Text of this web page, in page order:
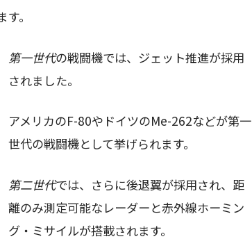
。
第一世代の戦闘機では、ジェット推進が採用
されました。
アメリカのF-80やドイツのMe-262などが第一
世代の戦闘機として挙げられます。
第二世代では、さらに後退翼が採用され、距
離のみ測定可能なレーダーと赤外線ホーミン
グ・ミサイルが搭載されます。